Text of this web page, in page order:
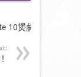
10煲劇